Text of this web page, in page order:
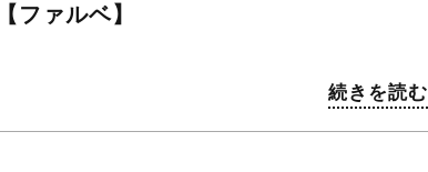
ファルベ】
続きを読む